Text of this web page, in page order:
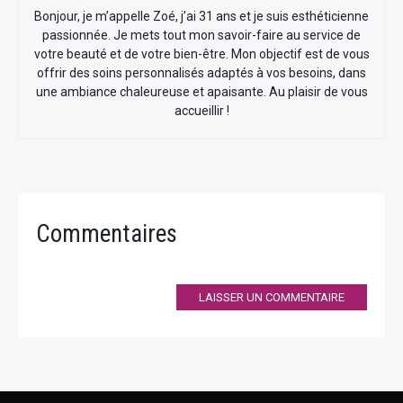
Bonjour, je m’appelle Zoé, j’ai 31 ans et je suis esthéticienne
passionnée. Je mets tout mon savoir-faire au service de
votre beauté et de votre bien-être. Mon objectif est de vous
offrir des soins personnalisés adaptés à vos besoins, dans
une ambiance chaleureuse et apaisante. Au plaisir de vous
accueillir !
Commentaires
LAISSER UN COMMENTAIRE